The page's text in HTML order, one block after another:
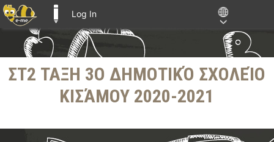
Log In
ΣΤ2 ΤΑΞΗ 3Ο ΔΗΜΟΤΙΚΌ ΣΧΟΛΕΊΟ
ΚΙΣΆΜΟΥ 2020-2021